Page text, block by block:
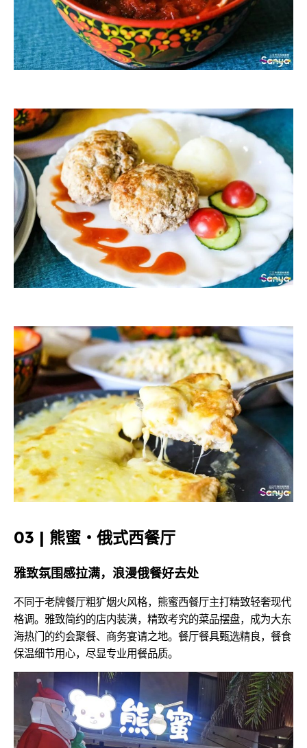
03 | 熊蜜・俄式西餐厅
雅致氛围感拉满，浪漫俄餐好去处
不同于老牌餐厅粗犷烟火风格，熊蜜西餐厅主打精致轻奢现代
格调。雅致简约的店内装潢，精致考究的菜品摆盘，成为大东
海热门的约会聚餐、商务宴请之地。餐厅餐具甄选精良，餐食
保温细节用心，尽显专业用餐品质。